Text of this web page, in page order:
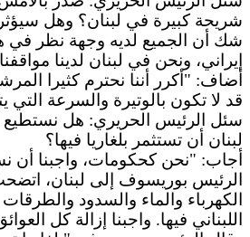
شريحة كبيرة في لبنان؟ وهل
شك أن الجميع لديه وجهة نظر في
إيراني، ونحن في لبنان لدينا
أضاف: "أكرر أننا نحترم كثيرا
قد لا تكون بالوتيرة والسرعة التي
سئل الرئيس الحريري: هل نستطيع
لبنان أن تستثمر بلغاريا فيها؟
أجاب: "نحن كحكومات، واجبنا أن
الرئيس بوريسوف إلى لبنان،
الكهرباء والماء والسدود
اللبناني فيها. واجبنا إزالة كل